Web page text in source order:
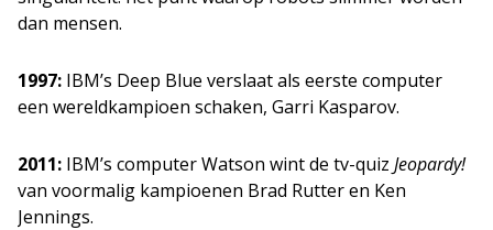
dan mensen.
1997: IBM’s Deep Blue verslaat als eerste computer
een wereldkampioen schaken, Garri Kasparov.
2011: IBM’s computer Watson wint de tv-quiz Jeopardy!
van voormalig kampioenen Brad Rutter en Ken
Jennings.